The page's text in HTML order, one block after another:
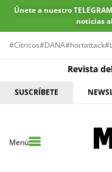
Únete a nuestro
noticias
#Cítricos#DANA#hortattack
Revista
SUSCRÍBETE
Menú